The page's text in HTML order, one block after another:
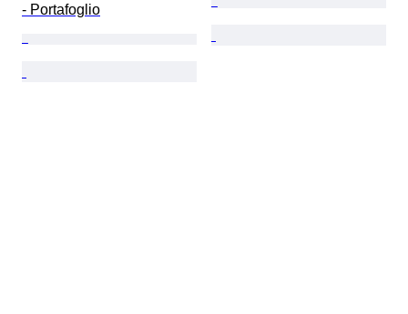
- Portafoglio